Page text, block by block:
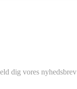
dig vores nyhedsbrev